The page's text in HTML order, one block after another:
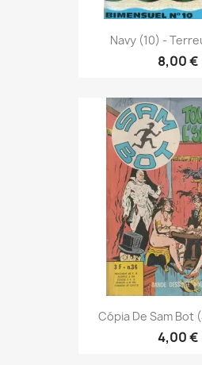
Navy (10) -
8,00 €
Cópia De Sam Bot
4,00 €